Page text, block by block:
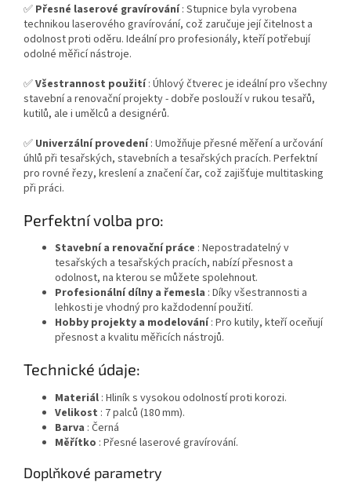
✅ Přesné laserové gravírování: Stupnice byla vyrobena
technikou laserového gravírování, což zaručuje její čitelnost a
odolnost proti oděru. Ideální pro profesionály, kteří potřebují
odolné měřicí nástroje.
✅Všestrannost použití: Úhlový čtverec je ideální pro všechny
stavební a renovační projekty - dobře poslouží v rukou tesařů,
kutilů, ale i umělců a designérů.
✅ Univerzální provedení: Umožňuje přesné měření a určování
úhlů při tesařských, stavebních a tesařských pracích. Perfektní
pro rovné řezy, kreslení a značení čar, což zajišťuje multitasking
při práci.
Perfektní volba pro:
Stavební a renovační práce : Nepostradatelný v
tesařských a tesařských pracích, nabízí přesnost a
odolnost, na kterou se můžete spolehnout.
Profesionální dílny a řemesla : Díky všestrannosti a
lehkosti je vhodný pro každodenní použití.
Hobby projekty a modelování: Pro kutily, kteří oceňují
přesnost a kvalitu měřicích nástrojů.
Technické údaje:
Materiál : Hliník s vysokou odolností proti korozi.
Velikost : 7 palců (180 mm).
Barva : Černá
Měřítko : Přesné laserové gravírování.
Doplňkové parametry